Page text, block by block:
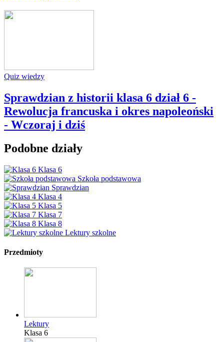
Quiz wiedzy
Sprawdzian z historii klasa 6 dział 6 -
Rewolucja francuska i okres napoleoński
- Wczoraj i dziś
Podobne działy
Klasa 6
Szkoła podstawowa
Sprawdzian
Klasa 4
Klasa 5
Klasa 7
Klasa 8
Lektury szkolne
Przedmioty
Lektury
Klasa 6